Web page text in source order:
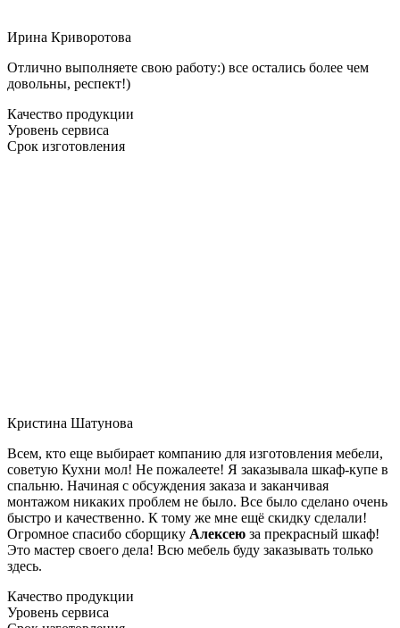
Ирина Криворотова
Отлично выполняете свою работу:) все остались более чем
довольны, респект!)
Качество продукции
Уровень сервиса
Срок изготовления
Кристина Шатунова
Всем, кто еще выбирает компанию для изготовления мебели,
советую Кухни мол! Не пожалеете! Я заказывала шкаф-купе в
спальню. Начиная с обсуждения заказа и заканчивая
монтажом никаких проблем не было. Все было сделано очень
быстро и качественно. К тому же мне ещё скидку сделали!
Огромное спасибо сборщику Алексею за прекрасный шкаф!
Это мастер своего дела! Всю мебель буду заказывать только
здесь.
Качество продукции
Уровень сервиса